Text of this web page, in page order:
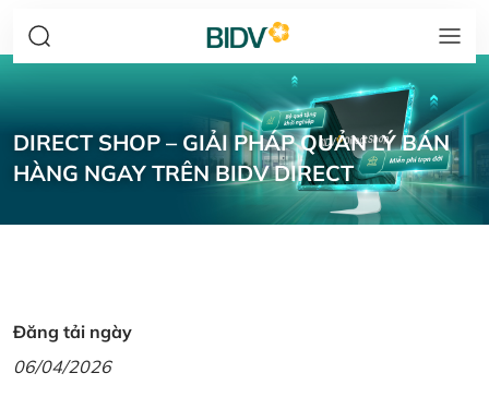
DIRECT SHOP – GIẢI PHÁP QUẢN LÝ BÁN
HÀNG NGAY TRÊN BIDV DIRECT
Đăng tải ngày
06/04/2026